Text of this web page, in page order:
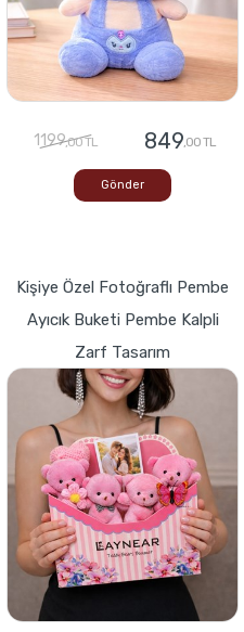
1199,00 TL 849,00 TL
Gönder
Kişiye Özel Fotoğraflı Pembe
Ayıcık Buketi Pembe Kalpli
Zarf Tasarım